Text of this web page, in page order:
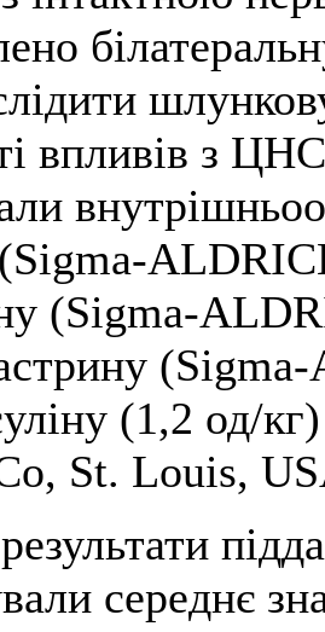
впливів з
(Sigma-
(Sigma-
(1,2 од/
St. Louis,
середнє